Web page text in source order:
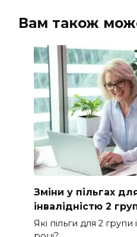
Вам також
Зміни у пільгах
інвалідністю 2
Які пільги для 2 групи